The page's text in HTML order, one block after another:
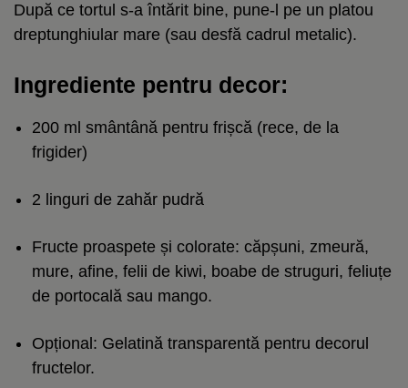
După ce tortul s-a întărit bine, pune-l pe un platou
dreptunghiular mare (sau desfă cadrul metalic).
Ingrediente pentru decor:
200 ml smântână pentru frișcă (rece, de la
frigider)
2 linguri de zahăr pudră
Fructe proaspete și colorate: căpșuni, zmeură,
mure, afine, felii de kiwi, boabe de struguri, feliuțe
de portocală sau mango.
Opțional: Gelatină transparentă pentru decorul
fructelor.